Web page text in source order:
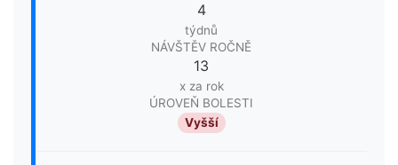
4
týdnů
NÁVŠTĚV ROČNĚ
13
x za rok
ÚROVEŇ BOLESTI
Vyšší